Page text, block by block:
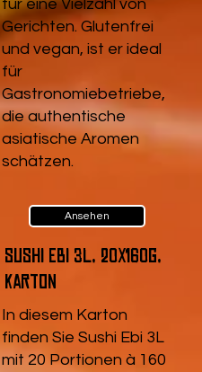
für eine Vielzahl von
Gerichten. Glutenfrei
und vegan, ist er ideal
für
Gastronomiebetriebe,
die authentische
asiatische Aromen
schätzen.
Ansehen
Sushi Ebi 3L, 20x160g,
Karton
In diesem Karton
finden Sie Sushi Ebi 3L
mit 20 Portionen à 160